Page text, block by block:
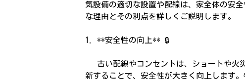
気設備の適切な設置や配線は、家全体の安
な理由とその利点を詳しくご説明します。
1. **安全性の向上** 🔒
古い配線やコンセントは、ショートや火
新することで、安全性が大きく向上します